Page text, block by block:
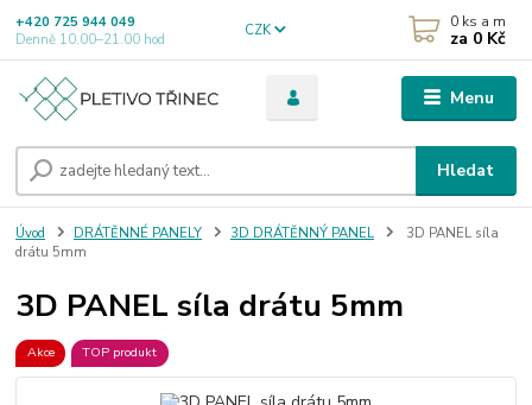
Menu
CZK
Hledat
+420 725 944 049
Denně 10.00–21.00 hod
0 ks a m
za 0 Kč
Úvod DRÁTĚNNÉ PANELY 3D DRÁTĚNNÝ PANEL
3D PANEL síla
drátu 5mm
3D PANEL síla drátu 5mm
Akce TOP produkt